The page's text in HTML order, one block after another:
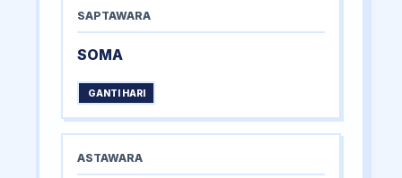
SAPTAWARA
SOMA
GANTI HARI
ASTAWARA